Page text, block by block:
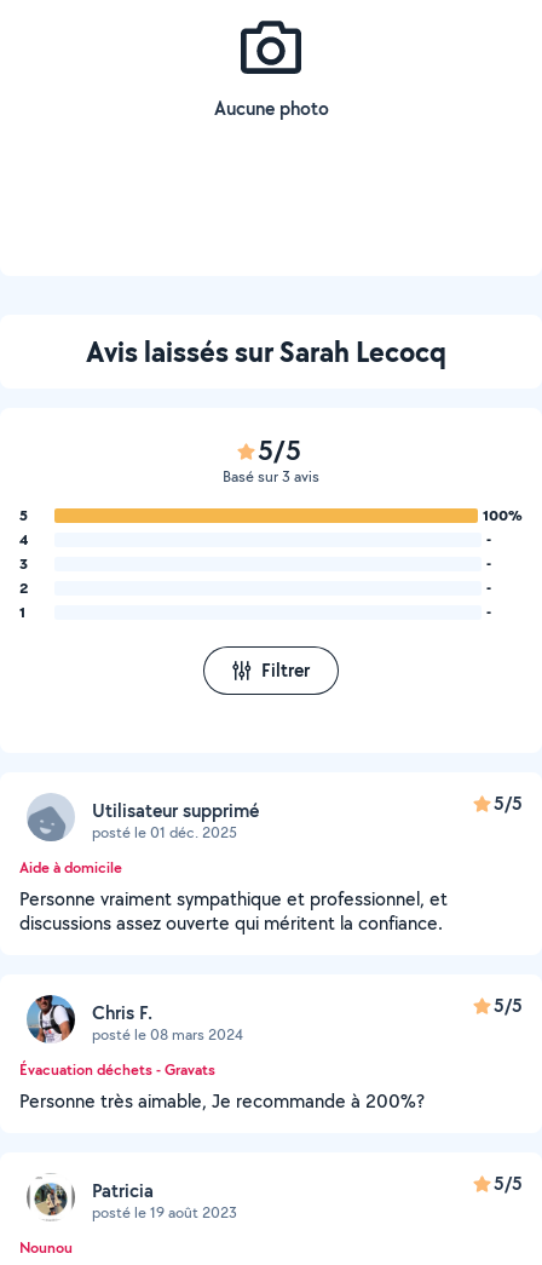
Aucune photo
Avis laissés sur Sarah Lecocq
5/5
Basé sur 3 avis
5
100%
4
-
3
-
2
-
1
-
Filtrer
Utilisateur supprimé
posté le 01 déc. 2025
5/5
Aide à domicile
Personne vraiment sympathique et professionnel, et
discussions assez ouverte qui méritent la confiance.
Chris F.
posté le 08 mars 2024
5/5
Évacuation déchets - Gravats
Personne très aimable, Je recommande à 200%?
Patricia
posté le 19 août 2023
5/5
Nounou